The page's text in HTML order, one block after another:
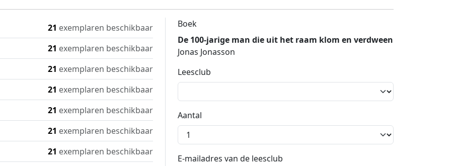
21 exemplaren beschikbaar
21 exemplaren beschikbaar
21 exemplaren beschikbaar
21 exemplaren beschikbaar
21 exemplaren beschikbaar
21 exemplaren beschikbaar
21 exemplaren beschikbaar
Boek
De 100-jarige man die uit het raam klom en verdween
Jonas Jonasson
Leesclub
Aantal
E-mailadres van de leesclub